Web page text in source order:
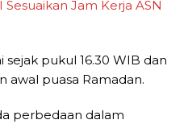
Jam Kerja ASN
sejak pukul 16.30 WIB dan
puasa Ramadan.
perbedaan dalam